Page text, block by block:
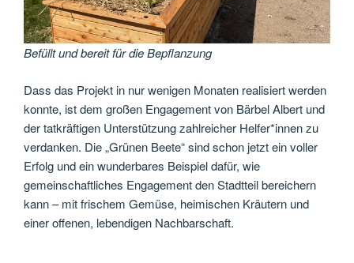
Befüllt und bereit für die Bepflanzung
Dass das Projekt in nur wenigen Monaten realisiert werden
konnte, ist dem großen Engagement von Bärbel Albert und
der tatkräftigen Unterstützung zahlreicher Helfer*innen zu
verdanken. Die „Grünen Beete“ sind schon jetzt ein voller
Erfolg und ein wunderbares Beispiel dafür, wie
gemeinschaftliches Engagement den Stadtteil bereichern
kann – mit frischem Gemüse, heimischen Kräutern und
einer offenen, lebendigen Nachbarschaft.